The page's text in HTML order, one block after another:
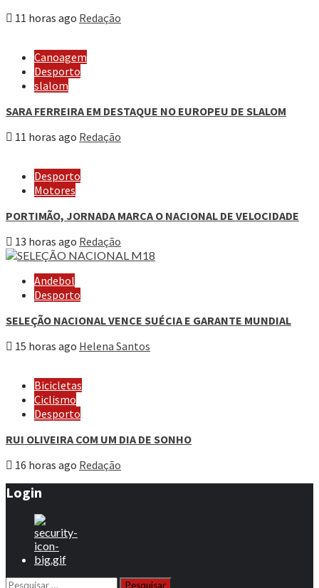
11 horas ago Redação
Canoagem
Desporto
slalom
SARA FERREIRA EM DESTAQUE NO EUROPEU DE SLALOM
11 horas ago Redação
Desporto
Motores
PORTIMÃO, JORNADA MARCA O NACIONAL DE VELOCIDADE
13 horas ago Redação
Andebol
Desporto
SELEÇÃO NACIONAL VENCE SUÉCIA E GARANTE MUNDIAL
15 horas ago Helena Santos
Bicicletas
Ciclismo
Desporto
RUI OLIVEIRA COM UM DIA DE SONHO
16 horas ago Redação
Login
Pesquisar